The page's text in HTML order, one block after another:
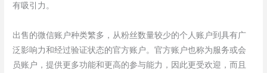
有吸引力。
出售的微信账户种类繁多，从粉丝数量较少的个人账户到具有广
泛影响力和经过验证状态的官方账户。官方账户也称为服务或会
员账户，提供更多功能和更高的参与能力，因此更受欢迎，而且